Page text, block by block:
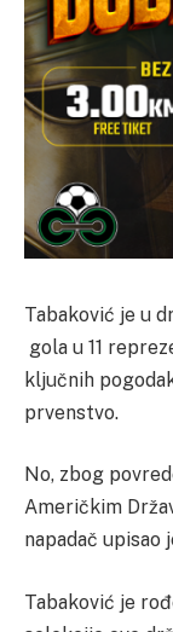
Tabaković je u
gola u 11
ključnih
prvenstvo.
No, zbog
Američkim
napadač upisao
Tabaković je